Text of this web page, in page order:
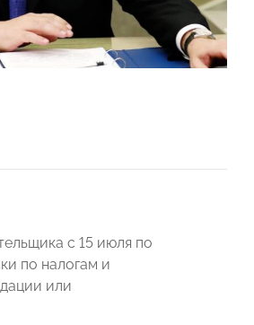
с 15 июля по
по налогам и
или